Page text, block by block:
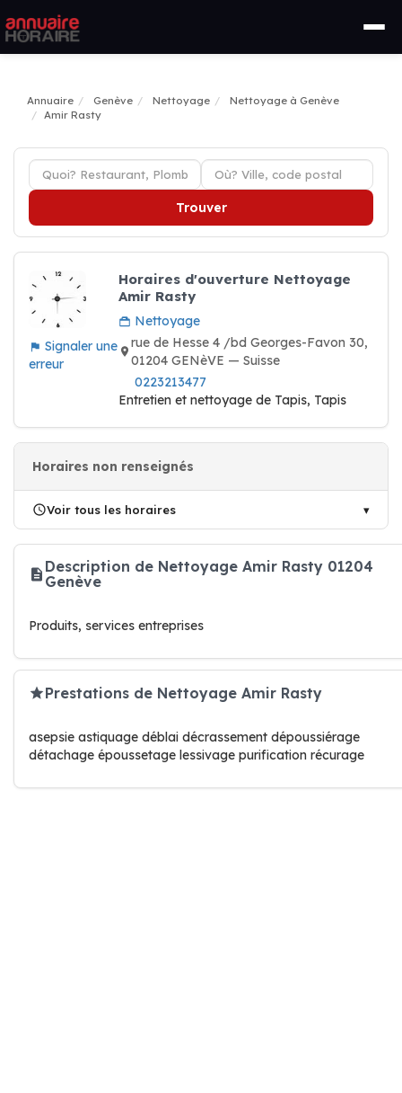
Annuaire Genève Nettoyage
Nettoyage à Genève
Amir Rasty
Trouver
Signaler une
erreur
Horaires d'ouverture Nettoyage
Amir Rasty
Nettoyage
rue de Hesse 4 /bd Georges-Favon 30,
01204 GENèVE — Suisse
0223213477
Entretien et nettoyage de Tapis, Tapis
Horaires non renseignés
Voir tous les horaires
Description de Nettoyage Amir Rasty 01204
Genève
Produits, services entreprises
Prestations de Nettoyage Amir Rasty
asepsie astiquage déblai décrassement dépoussiérage
détachage époussetage lessivage purification récurage